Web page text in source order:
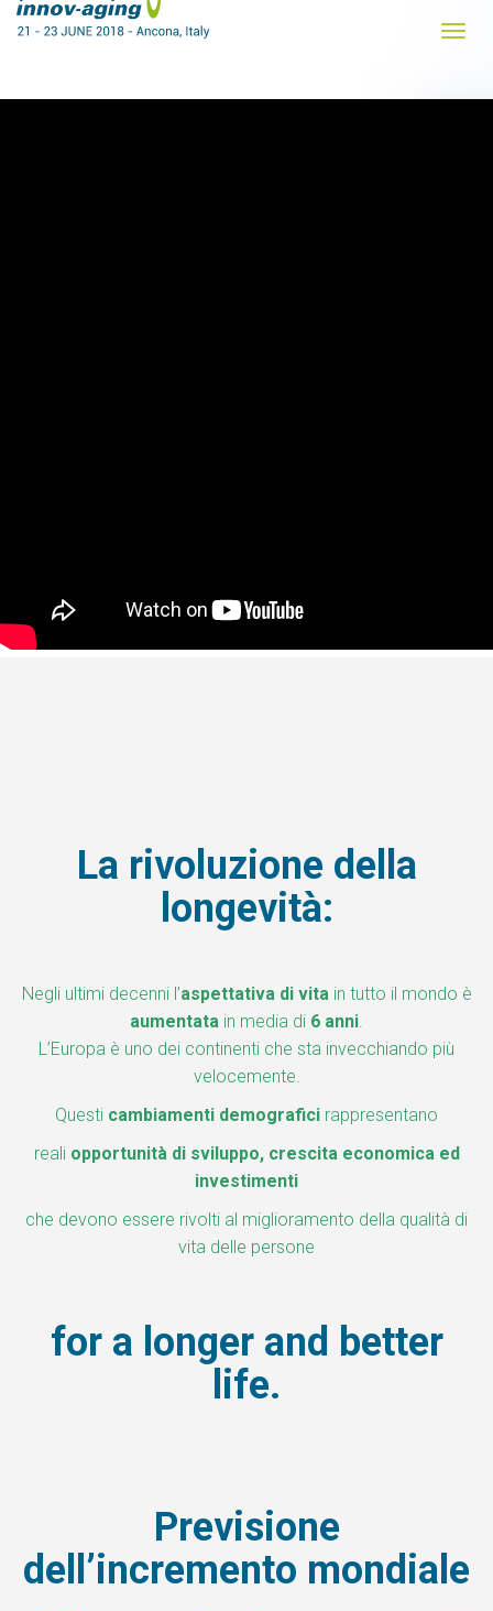
La rivoluzione della
longevità:
Negli ultimi decenni l’aspettativa di vitain tutto il mondo è
aumentata in media di 6 anni.
L’Europa è uno dei continenti che sta invecchiando più
velocemente.
Questi cambiamenti demografici rappresentano
reali opportunità di sviluppo, crescita economica ed
investimenti
che devono essere rivolti al miglioramento della qualità di
vita delle persone
for a longer and better
life.
Previsione
dell’incremento mondiale